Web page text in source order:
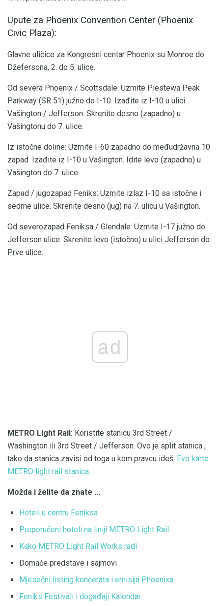
Upute za Phoenix Convention Center (Phoenix
Civic Plaza):
Glavne uličice za Kongresni centar Phoenix su Monroe do
Džefersona, 2. do 5. ulice.
Od severa Phoenix / Scottsdale: Uzmite Piestewa Peak
Parkway (SR 51) južno do I-10. Izađite iz I-10 u ulici
Vašington / Jefferson. Skrenite desno (zapadno) u
Vašingtonu do 7. ulice.
Iz istočne doline: Uzmite I-60 zapadno do međudržavna 10
zapad. Izađite iz I-10 u Vašington. Idite levo (zapadno) u
Vašington do 7. ulice.
Zapad / jugozapad Feniks: Uzmite izlaz I-10 sa istočne i
sedme ulice. Skrenite desno (jug) na 7. ulicu u Vašington.
Od severozapad Feniksa / Glendale: Uzmite I-17 južno do
Jefferson ulice. Skrenite levo (istočno) u ulici Jefferson do
Prve ulice.
ad
METRO Light Rail: Koristite stanicu 3rd Street /
Washington ili 3rd Street / Jefferson. Ovo je split stanica ,
tako da stanica zavisi od toga u kom pravcu ideš. Evo karte
METRO light rail stanica.
Možda i želite da znate ...
Hoteli u centru Feniksa
Preporučeni hoteli na liniji METRO Light Rail
Kako METRO Light Rail Works radi
Domaće predstave i sajmovi
Mjesečni listing koncerata i emisija Phoenixa
Feniks Festivali i događaji Kalendar